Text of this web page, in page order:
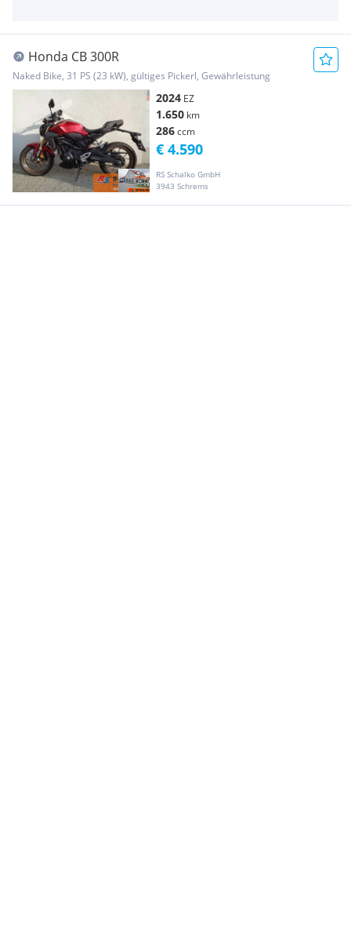
Honda CB 300R
Naked Bike, 31 PS (23 kW), gültiges Pickerl, Gewährleistung
2024 EZ
1.650 km
286ccm
RS Schalko GmbH
3943 Schrems
€ 4.590